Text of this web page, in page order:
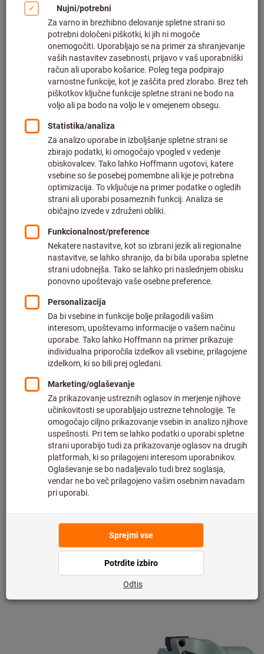
Družina orodij GARANT
Softcut® – rešitev za vse vaše
aplikacije
Softcut® pomeni optimizirane geometrije za zmanjšanje
rezalnih sil, popolno usklajenost nosilcev in rezalnih ploščic
ter konsistentno kakovost rezalnega materiala.
OrodjaGARANT Softcut®
zagotavljajo najboljše rezultate obdelave v vsaki aplikaciji.
vsestranska uporaba
vrhunski rezultati obdelave pri vseh aplikacijah
Uporaba orodja
Od blizu si oglejte pet različnih rezalnikov iz družine GARANT Softcut